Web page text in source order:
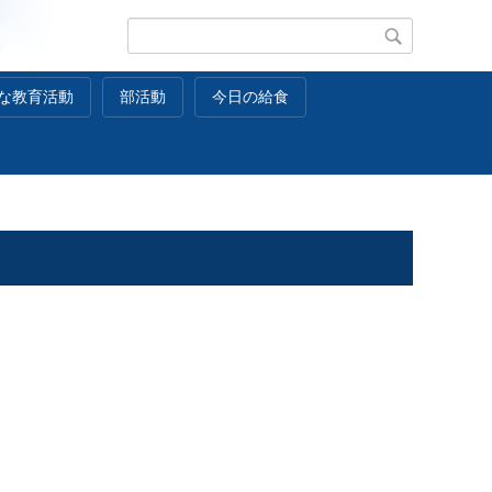
教育活動 部活動 今日の給食